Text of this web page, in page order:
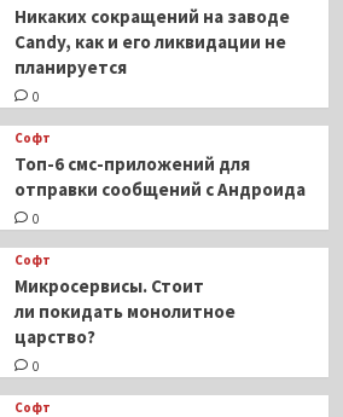
Никаких сокращений на заводе
Candy, как и его ликвидации не
планируется
0
Софт
Топ-6 смс-приложений для
отправки сообщений с Андроида
0
Софт
Микросервисы. Стоит
ли покидать монолитное
царство?
0
Софт